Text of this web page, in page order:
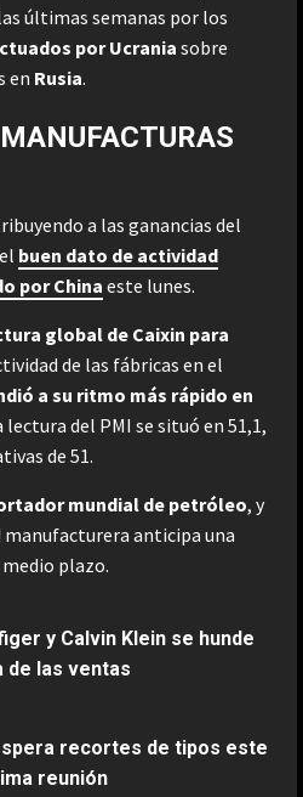
últimas semanas por los
por Ucrania sobre
en Rusia.
a las ganancias del
buen dato de actividad
por China este lunes.
global de Caixin para
de las fábricas en el
a su ritmo más rápido en
lectura del PMI se situó en 51,1,
de 51.
mundial de petróleo, y
anticipa una
plazo.
y Calvin Klein se hunde
de las ventas
recortes de tipos este
reunión